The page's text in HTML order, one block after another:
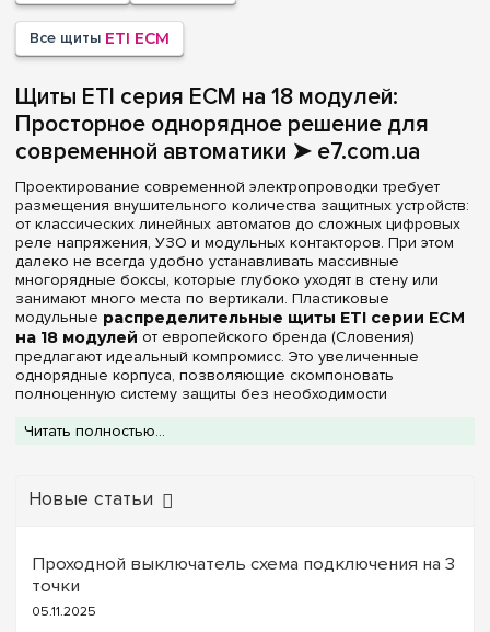
Пластик(2)
Дверца
Белая(1)
Прозрачная(1)
Серия
ECH(+2)
ECM
ECT(+2)
ERP(+1)
WRP(+1)
Цвет корпуса
IP40(2)
Все щиты ETI ECM
Щиты ETI серия ECM на 18 модулей:
Просторное однорядное решение для
современной автоматики ➤ e7.com.ua
Проектирование современной электропроводки требует
размещения внушительного количества защитных устройств:
от классических линейных автоматов до сложных цифровых
реле напряжения, УЗО и модульных контакторов. При этом
далеко не всегда удобно устанавливать массивные
многорядные боксы, которые глубоко уходят в стену или
занимают много места по вертикали. Пластиковые
модульные распределительные щиты ETI серии ECM
на 18 модулей от европейского бренда (Словения)
предлагают идеальный компромисс. Это увеличенные
однорядные корпуса, позволяющие скомпоновать
полноценную систему защиты без необходимости
Интернет-магазинe7.com.ua
Материал устойчив к образованию царапин, сохраняет
первозданный белый цвет под воздействием
как не поддерживает горение.
ETI ECM на 18 модулей
Читать полностью...
Новые статьи
Проходной выключатель схема подключения на 3
точки
05.11.2025